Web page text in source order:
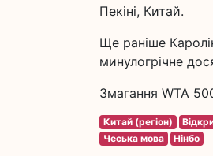
Пекіні, Китай.
Ще раніше
минулогрічне
Змагання WTA
Китай (регіон)
Чеська мова
Нінбо